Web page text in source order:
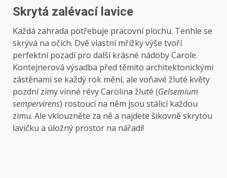
Skrytá zalévací lavice
Každá zahrada potřebuje pracovní plochu. Tenhle se
skrývá na očích. Dvě vlastní mřížky výše tvoří
perfektní pozadí pro další krásné nádoby Carole.
Kontejnerová výsadba před těmito architektonickými
zástěnami se každý rok mění, ale voňavé žluté květy
pozdní zimy vinné révy Carolina žluté (Gelsemium
sempervirens) rostoucí na něm jsou stálicí každou
zimu. Ale vklouzněte za ně a najdete šikovně skrytou
lavičku a úložný prostor na nářadí!